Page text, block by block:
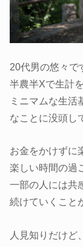
20代男の悠々で
半農半Xで生計
ミニマムな生活
なことに没頭し
お金をかけずに
楽しい時間の過
一部の人には共
続けていくこと
人見知りだけど